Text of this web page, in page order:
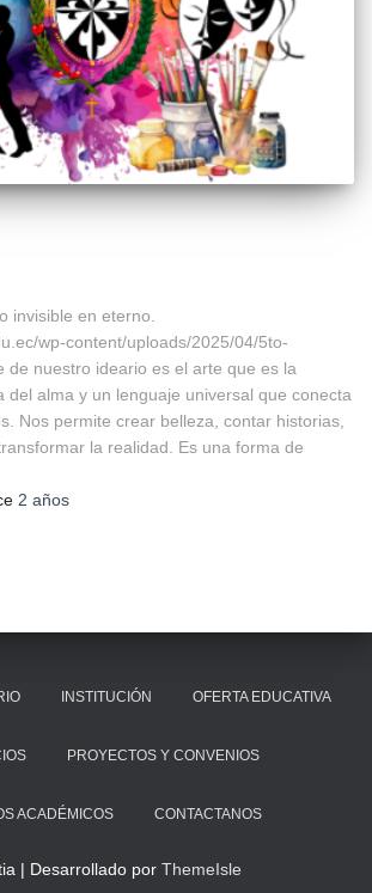
invisible en eterno.
wp-content/uploads/2025/04/5to-
de nuestro ideario es el arte que es la
del alma y un lenguaje universal que conecta
Nos permite crear belleza, contar historias,
la realidad. Es una forma de
2 años
INSTITUCIÓN OFERTA EDUCATIVA
PROYECTOS Y CONVENIOS
ACADÉMICOS CONTACTANOS
| Desarrollado por ThemeIsle